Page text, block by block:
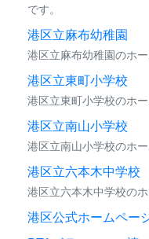
です。
港区立麻布幼稚園
港区立麻布幼稚園のホー
港区立東町小学校
港区立東町小学校のホー
港区立南山小学校
港区立南山小学校のホー
港区立六本木中学校
港区立六本木中学校のホ
港区公式ホームペー